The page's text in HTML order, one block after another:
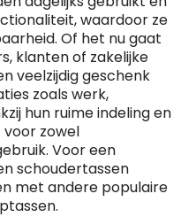
waardoor ze
Of het nu gaat
klanten of zakelijke
veelzijdig geschenk
zoals werk,
hun ruime indeling en
zowel
Voor een
schoudertassen
met andere populaire